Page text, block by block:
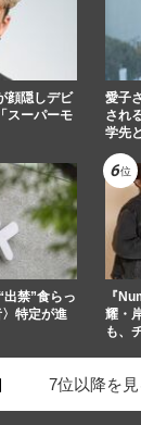
顔隠しデビ
スーパーモ
愛子
され
学先
禁”食らっ
特定が進
『
耀・
も、
7位以降を見